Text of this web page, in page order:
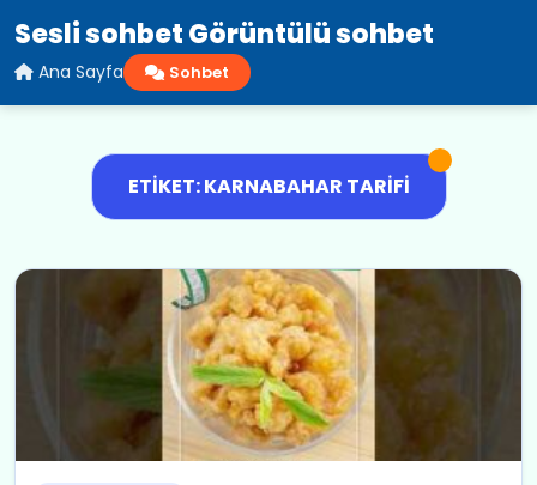
Sesli sohbet Görüntülü sohbet
Ana Sayfa Sohbet
ETIKET: KARNABAHAR TARIFI